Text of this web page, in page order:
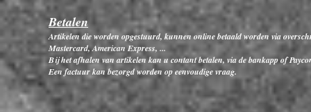
Betalen
Artikelen die worden opgestuurd, kunnen online betaald worden via
Mastercard, American Express, ...
Bij het afhalen van artikelen kan u contant betalen, via de bankapp of
Een factuur kan bezorgd worden op eenvoudige vraag.